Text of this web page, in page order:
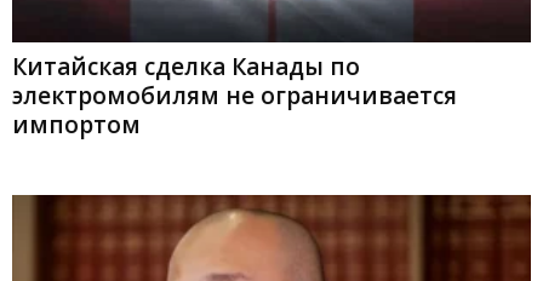
Китайская сделка Канады по
электромобилям не ограничивается
импортом